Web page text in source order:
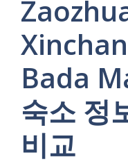
Bada
숙소 정
비교